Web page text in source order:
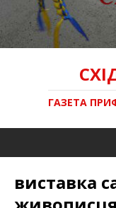
ГАЗЕТА
виставка